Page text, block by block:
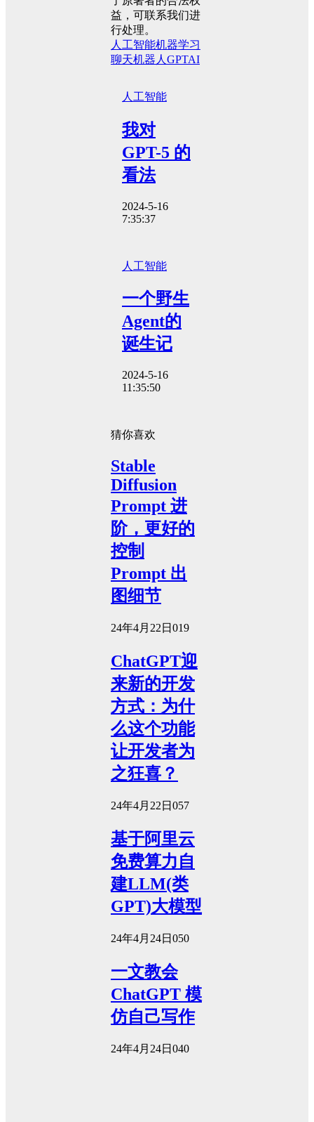
益，可联系我们进
行处理。
人工智能机器学习
聊天机器人 GPTAI
人工智能
我对
GPT-5 的
看法
2024-5-16
7:35:37
人工智能
一个野生
Agent的
诞生记
2024-5-16
11:35:50
猜你喜欢
Stable
Diffusion
Prompt 进
阶，更好的
控制
Prompt 出
图细节
24年4月22日 019
ChatGPT迎
来新的开发
方式：为什
么这个功能
让开发者为
之狂喜？
24年4月22日 057
基于阿里云
免费算力自
建LLM(类
GPT)大模型
24年4月24日 050
一文教会
ChatGPT 模
仿自己写作
24年4月24日 040